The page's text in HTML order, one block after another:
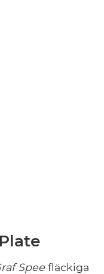
Spee fläckiga